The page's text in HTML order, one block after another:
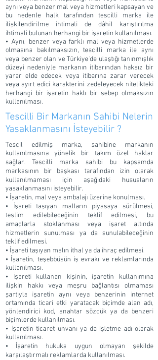
aynı veya benzer mal veya hizmetleri kapsayan ve
bu nedenle halk tarafından tescilli marka ile
ilişkilendirilme ihtimali de dâhil karıştırılma
ihtimali bulunan herhangi bir işaretin kullanılması.
• Aynı, benzer veya farklı mal veya hizmetlerde
olmasına bakılmaksızın, tescilli marka ile aynı
veya benzer olan ve Türkiye’de ulaştığı tanınmışlık
düzeyi nedeniyle markanın itibarından haksız bir
yarar elde edecek veya itibarına zarar verecek
veya ayırt edici karakterini zedeleyecek nitelikteki
herhangi bir işaretin haklı bir sebep olmaksızın
kullanılması.
Tescilli Bir Markanın Sahibi Nelerin
Yasaklanmasını İsteyebilir ?
Tescil edilmiş marka, sahibine markanın
kullanılmasına yönelik bir takım özel haklar
sağlar. Tescilli marka sahibi bu kapsamda
markasının bir başkası tarafından izin olarak
kullanılmaması için aşağıdaki hususların
yasaklanmasını isteyebilir.
• İşaretin, mal veya ambalajı üzerine konulması.
• İşareti taşıyan malların piyasaya sürülmesi,
teslim edilebileceğinin teklif edilmesi, bu
amaçlarla stoklanması veya işaret altında
hizmetlerin sunulması ya da sunulabileceğinin
teklif edilmesi.
• İşareti taşıyan malın ithal ya da ihraç edilmesi.
• İşaretin, teşebbüsün iş evrakı ve reklamlarında
kullanılması.
• İşareti kullanan kişinin, işaretin kullanımına
ilişkin hakkı veya meşru bağlantısı olmaması
şartıyla işaretin aynı veya benzerinin internet
ortamında ticari etki yaratacak biçimde alan adı,
yönlendirici kod, anahtar sözcük ya da benzeri
biçimlerde kullanılması.
• İşaretin ticaret unvanı ya da işletme adı olarak
kullanılması.
• İşaretin hukuka uygun olmayan şekilde
karşılaştırmalı reklamlarda kullanılması.